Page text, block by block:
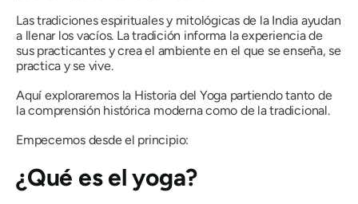
Las tradiciones espirituales y mitológicas de la India ayudan
a llenar los vacíos. La tradición informa la experiencia de
sus practicantes y crea el ambiente en el que se enseña, se
practica y se vive.
Aquí exploraremos la Historia del Yoga partiendo tanto de
la comprensión histórica moderna como de la tradicional.
Empecemos desde el principio:
¿Qué es el yoga?